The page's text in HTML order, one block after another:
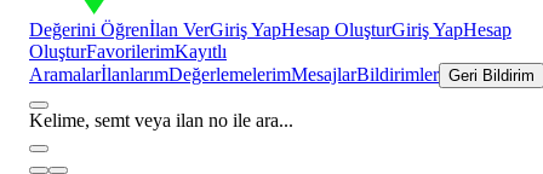
Değerini Öğrenİlan VerGiriş YapHesap OluşturGiriş YapHesap
OluşturFavorilerimKayıtlı
AramalarİlanlarımDeğerlemelerimMesajlarBildirimler Geri Bildirim
Kelime, semt veya ilan no ile ara...